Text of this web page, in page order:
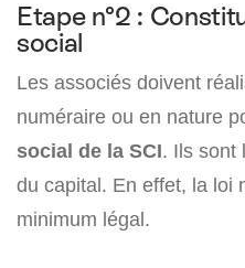
Etape n°2 :
social
Les associés doivent
numéraire ou en nature
social de la SCI. Ils sont
du capital. En effet, la loi
minimum légal.